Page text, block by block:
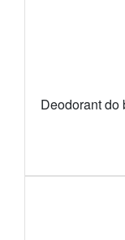
Deodorant do